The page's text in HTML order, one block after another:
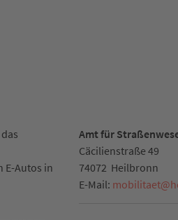
E-Autos in
Amt für
Cäcilienstraße 49
74072 Heilbronn
E-Mail: mobilitaet@